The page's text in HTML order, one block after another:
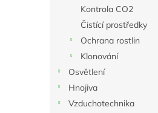
Kontrola CO2
Čistící prostředky
Ochrana rostlin
Klonování
Osvětlení
Hnojiva
Vzduchotechnika